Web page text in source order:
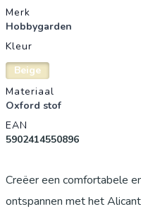
Merk
Hobbygarden
Kleur
Beige
Materiaal
Oxford stof
EAN
5902414550896
Creëer een comfortabele
ontspannen met het